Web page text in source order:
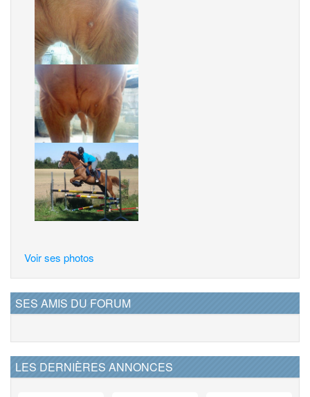
Voir ses photos
SES AMIS DU FORUM
LES DERNIÈRES ANNONCES